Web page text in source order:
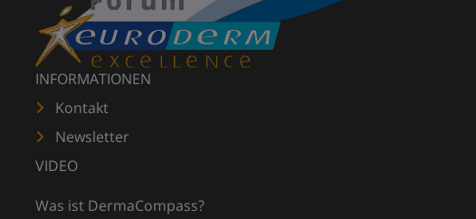
INFORMATIONEN
Kontakt
Newsletter
VIDEO
Was ist DermaCompass?